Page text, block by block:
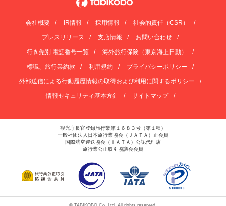
会社概要 IR情報 採用情報 社会的責任（CSR）
プレスリリース 支店情報 お問い合わせ
行き先別 電話番号一覧 海外旅行保険（東京海上日動）
標識、旅行業約款 利用規約 プライバシーポリシー
外部送信による行動履歴情報の取得および利用に関するポリシー
情報セキュリティ基本方針 サイトマップ
観光庁長官登録旅行業第１６８３号（第１種）
一般社団法人日本旅行業協会（ＪＡＴＡ）正会員
国際航空運送協会（ＩＡＴＡ）公認代理店
旅行業公正取引協議会会員